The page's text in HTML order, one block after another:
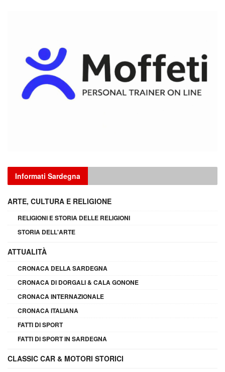
Informati Sardegna
ARTE, CULTURA E RELIGIONE
RELIGIONI E STORIA DELLE RELIGIONI
STORIA DELL'ARTE
ATTUALITÀ
CRONACA DELLA SARDEGNA
CRONACA DI DORGALI & CALA GONONE
CRONACA INTERNAZIONALE
CRONACA ITALIANA
FATTI DI SPORT
FATTI DI SPORT IN SARDEGNA
CLASSIC CAR & MOTORI STORICI